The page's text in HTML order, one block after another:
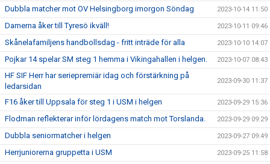
Dubbla matcher mot OV Helsingborg imorgon Söndag 2023-10-14 11:50
Damerna åker till Tyresö ikväll! 2023-10-11 09:46
Skånelafamiljens handbollsdag - fritt inträde för alla 2023-10-10 14:07
Pojkar 14 spelar SM steg 1 hemma i Vikingahallen i helgen. 2023-10-07 08:43
HF SIF Herr har seriepremiär idag och förstärkning på
ledarsidan
2023-09-30 11:37
F16 åker till Uppsala för steg 1 i USM i helgen 2023-09-29 15:36
Flodman reflekterar inför lördagens match mot Torslanda. 2023-09-29 09:29
Dubbla seniormatcher i helgen 2023-09-27 09:49
Herrjuniorerna gruppetta i USM 2023-09-25 11:58